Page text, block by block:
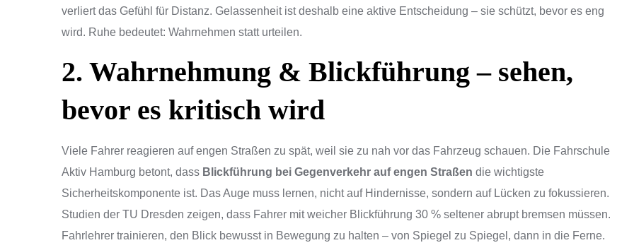
verliert das Gefühl für Distanz. Gelassenheit ist deshalb eine aktive Entscheidung – sie schützt, bevor es eng
wird. Ruhe bedeutet: Wahrnehmen statt urteilen.
2. Wahrnehmung & Blickführung – sehen,
bevor es kritisch wird
Viele Fahrer reagieren auf engen Straßen zu spät, weil sie zu nah vor das Fahrzeug schauen. Die Fahrschule
Aktiv Hamburg betont, dass Blickführung bei Gegenverkehr auf engen Straßen die wichtigste
Sicherheitskomponente ist. Das Auge muss lernen, nicht auf Hindernisse, sondern auf Lücken zu fokussieren.
Studien der TU Dresden zeigen, dass Fahrer mit weicher Blickführung 30 % seltener abrupt bremsen müssen.
Fahrlehrer trainieren, den Blick bewusst in Bewegung zu halten – von Spiegel zu Spiegel, dann in die Ferne.